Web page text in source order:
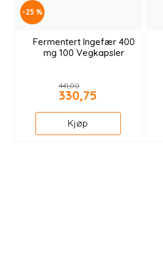
-25 %
Fermentert Ingefær 400
mg 100 Vegkapsler
441,00
330,75
Kjøp